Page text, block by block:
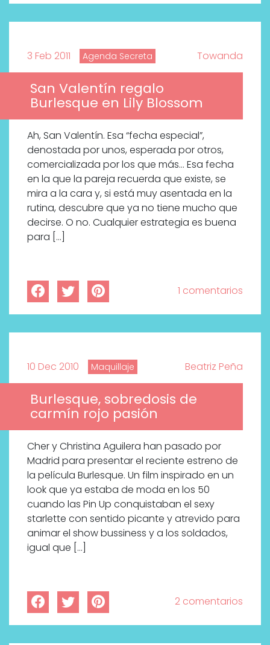
3 Feb 2011 Agenda Secreta Towanda
San Valentín regalo
Burlesque en Lily Blossom
Ah, San Valentín. Esa “fecha especial”,
denostada por unos, esperada por otros,
comercializada por los que más… Esa fecha
en la que la pareja recuerda que existe, se
mira a la cara y, si está muy asentada en la
rutina, descubre que ya no tiene mucho que
decirse. O no. Cualquier estrategia es buena
para […]
1 comentarios
10 Dec 2010 Maquillaje Beatriz Peña
Burlesque, sobredosis de
carmín rojo pasión
Cher y Christina Aguilera han pasado por
Madrid para presentar el reciente estreno de
la película Burlesque. Un film inspirado en un
look que ya estaba de moda en los 50
cuando las Pin Up conquistaban el sexy
starlette con sentido picante y atrevido para
animar el show bussiness y a los soldados,
igual que […]
2 comentarios